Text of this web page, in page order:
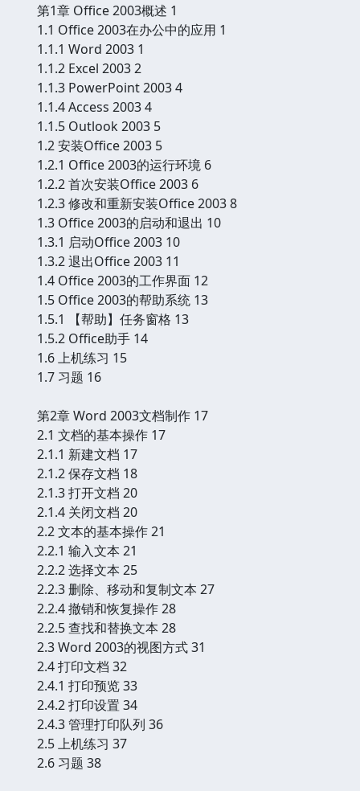
第1章 Office 2003概述 1
1.1 Office 2003在办公中的应用 1
1.1.1 Word 2003 1
1.1.2 Excel 2003 2
1.1.3 PowerPoint 2003 4
1.1.4 Access 2003 4
1.1.5 Outlook 2003 5
1.2 安装Office 2003 5
1.2.1 Office 2003的运行环境 6
1.2.2 首次安装Office 2003 6
1.2.3 修改和重新安装Office 2003 8
1.3 Office 2003的启动和退出 10
1.3.1 启动Office 2003 10
1.3.2 退出Office 2003 11
1.4 Office 2003的工作界面 12
1.5 Office 2003的帮助系统 13
1.5.1 【帮助】任务窗格 13
1.5.2 Office助手 14
1.6 上机练习 15
1.7 习题 16
第2章 Word 2003文档制作 17
2.1 文档的基本操作 17
2.1.1 新建文档 17
2.1.2 保存文档 18
2.1.3 打开文档 20
2.1.4 关闭文档 20
2.2 文本的基本操作 21
2.2.1 输入文本 21
2.2.2 选择文本 25
2.2.3 删除、移动和复制文本 27
2.2.4 撤销和恢复操作 28
2.2.5 查找和替换文本 28
2.3 Word 2003的视图方式 31
2.4 打印文档 32
2.4.1 打印预览 33
2.4.2 打印设置 34
2.4.3 管理打印队列 36
2.5 上机练习 37
2.6 习题 38